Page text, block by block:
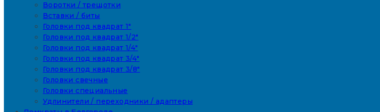
Воротки / трещотки
Вставки / биты
Головки под квадрат 1"
Головки под квадрат 1/2"
Головки под квадрат 1/4"
Головки под квадрат 3/4"
Головки под квадрат 3/8"
Головки свечные
Головки специальные
Удлинители / переходники / адаптеры